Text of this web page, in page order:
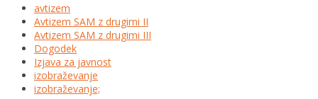
avtizem
Avtizem SAM z drugimi II
Avtizem SAM z drugimi III
Dogodek
Izjava za javnost
izobraževanje
izobraževanje;